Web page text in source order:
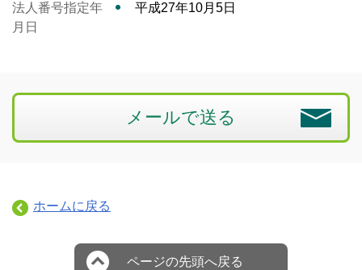
法人番号指定年
月日
平成27年10月5日
メールで送る
ホームに戻る
ページの先頭へ戻る